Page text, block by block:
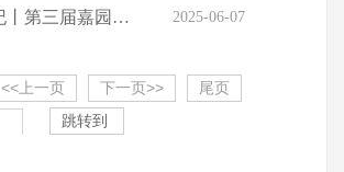
2025-06-07
嘉园时光纪丨第三届嘉园生活节成功举办
<<上一页 下一页>> 尾页
跳转到